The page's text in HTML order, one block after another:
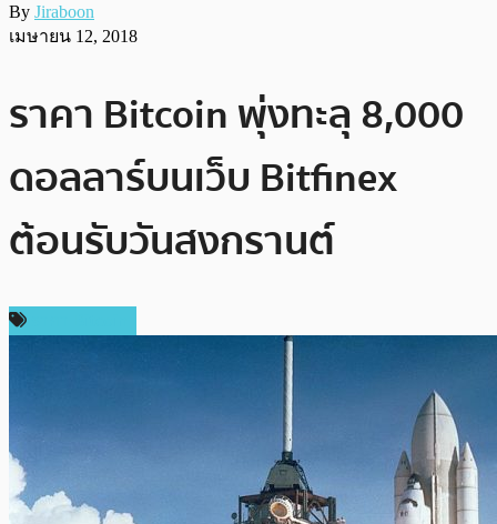
By Jiraboon
เมษายน 12, 2018
ราคา Bitcoin พุ่งทะลุ 8,000
ดอลลาร์บนเว็บ Bitfinex
ต้อนรับวันสงกรานต์